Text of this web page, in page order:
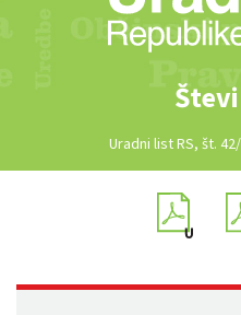
Uradni list RS, št.